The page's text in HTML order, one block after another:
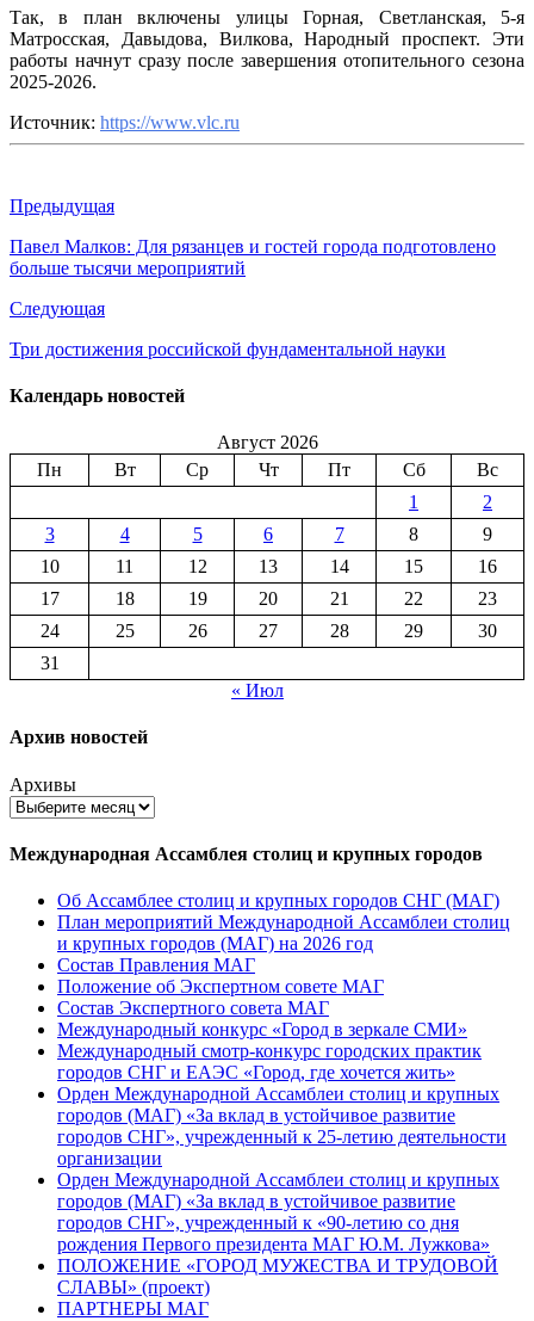
Так, в план включены улицы Горная, Светланская, 5-я
Матросская, Давыдова, Вилкова, Народный проспект. Эти
работы начнут сразу после завершения отопительного сезона
2025-2026.
Источник: https://www.vlc.ru
Предыдущая
Павел Малков: Для рязанцев и гостей города подготовлено
больше тысячи мероприятий
Следующая
Три достижения российской фундаментальной науки
Календарь новостей
Август 2026
Пн
Вт Ср Чт Пт Сб
Вс
1
2
3
4 5 6 7 8
9
10
11 12 13 14 15
16
17
18 19 20 21 22
23
24
25 26 27 28 29
30
31
« Июл
Архив новостей
Архивы
Международная Ассамблея столиц и крупных городов
Об Ассамблее столиц и крупных городов СНГ (МАГ)
План мероприятий Международной Ассамблеи столиц
и крупных городов (МАГ) на 2026 год
Состав Правления МАГ
Положение об Экспертном совете МАГ
Состав Экспертного совета МАГ
Международный конкурс «Город в зеркале СМИ»
Международный смотр-конкурс городских практик
городов СНГ и ЕАЭС «Город, где хочется жить»
Орден Международной Ассамблеи столиц и крупных
городов (МАГ) «За вклад в устойчивое развитие
городов СНГ», учрежденный к 25-летию деятельности
организации
Орден Международной Ассамблеи столиц и крупных
городов (МАГ) «За вклад в устойчивое развитие
городов СНГ», учрежденный к «90-летию со дня
рождения Первого президента МАГ Ю.М. Лужкова»
ПОЛОЖЕНИЕ «ГОРОД МУЖЕСТВА И ТРУДОВОЙ
СЛАВЫ» (проект)
ПАРТНЕРЫ МАГ